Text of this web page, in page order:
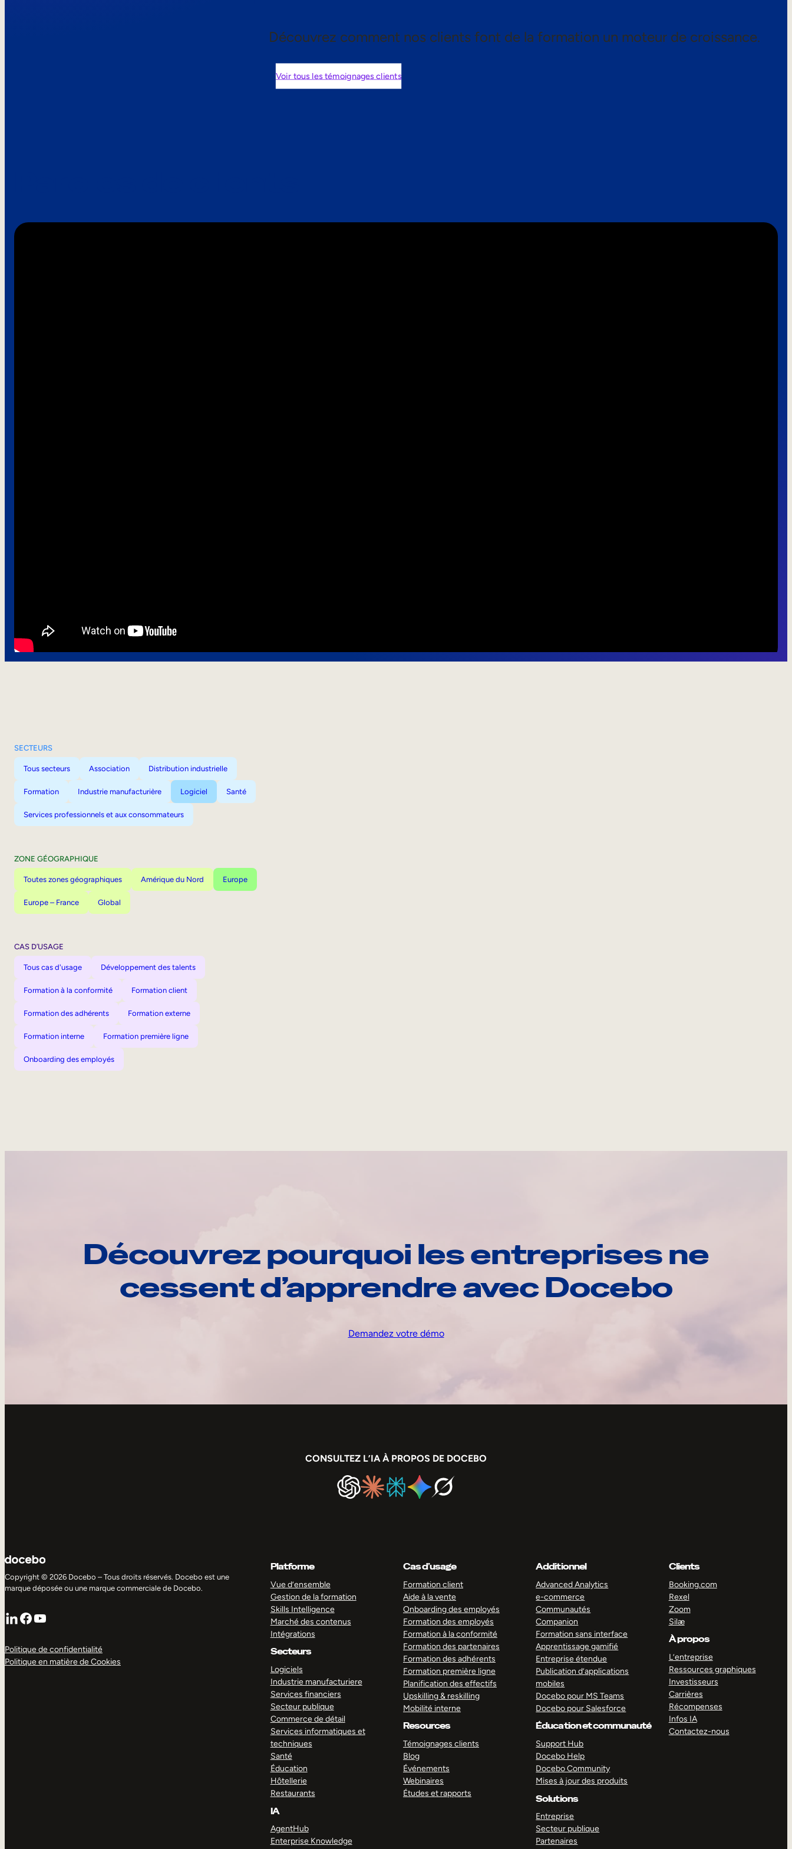
Découvrez comment nos clients font de la formation un moteur de croissance.
Voir tous les témoignages clients
SECTEURS
Tous secteurs Association Distribution industrielle
Formation Industrie manufacturière Logiciel Santé
Services professionnels et aux consommateurs
ZONE GÉOGRAPHIQUE
Toutes zones géographiques Amérique du Nord Europe
Europe – France Global
CAS D’USAGE
Tous cas d'usage Développement des talents
Formation à la conformité Formation client
Formation des adhérents Formation externe
Formation interne Formation première ligne
Onboarding des employés
Découvrez pourquoi les entreprises ne
cessent d’apprendre avec Docebo
Demandez votre démo
CONSULTEZ L’IA À PROPOS DE DOCEBO
Copyright © 2026 Docebo – Tous droits réservés. Docebo est une
marque déposée ou une marque commerciale de Docebo.
LinkedIn
Facebook
YouTube
Politique de confidentialité
Politique en matière de Cookies
Platforme
Vue d’ensemble
Gestion de la formation
Skills Intelligence
Marché des contenus
Intégrations
Secteurs
Logiciels
Industrie manufacturiere
Services financiers
Secteur publique
Commerce de détail
Services informatiques et
techniques
Santé
Éducation
Hôtellerie
Restaurants
IA
AgentHub
Enterprise Knowledge
Cas d’usage
Formation client
Aide à la vente
Onboarding des employés
Formation des employés
Formation à la conformité
Formation des partenaires
Formation des adhérents
Formation première ligne
Planification des effectifs
Upskilling & reskilling
Mobilité interne
Resources
Témoignages clients
Blog
Événements
Webinaires
Études et rapports
Additionnel
Advanced Analytics
e-commerce
Communautés
Companion
Formation sans interface
Apprentissage gamifié
Entreprise étendue
Publication d’applications
mobiles
Docebo pour MS Teams
Docebo pour Salesforce
Éducation et communauté
Support Hub
Docebo Help
Docebo Community
Mises à jour des produits
Solutions
Entreprise
Secteur publique
Partenaires
Clients
Booking.com
Rexel
Zoom
Silæ
À propos
L’entreprise
Ressources graphiques
Investisseurs
Carrières
Récompenses
Infos IA
Contactez-nous